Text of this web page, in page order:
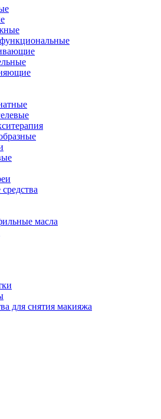
масла
для снятия макияжа